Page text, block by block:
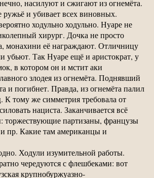
насилуют и сжигают из огнемёта.
ружьё и убивает всех виновных.
ходульно ходульно. Нуаре не
хирург. Дочка не просто
монахини её награждают. Отличницу
убьют. Так Нуаре ещё и аристократ, у
в котором он и мстит аки
злодея из огнемёта. Поднявший
и погибнет. Правда, из огнемёта палил
К тому же симметрия требовала от
нациста. Заканчивается всё
торжествующие партизаны, французы
пр. Какие там американцы и
Ходули изумительной работы.
чередуются с флешбеками: вот
крупнобуржуазно-